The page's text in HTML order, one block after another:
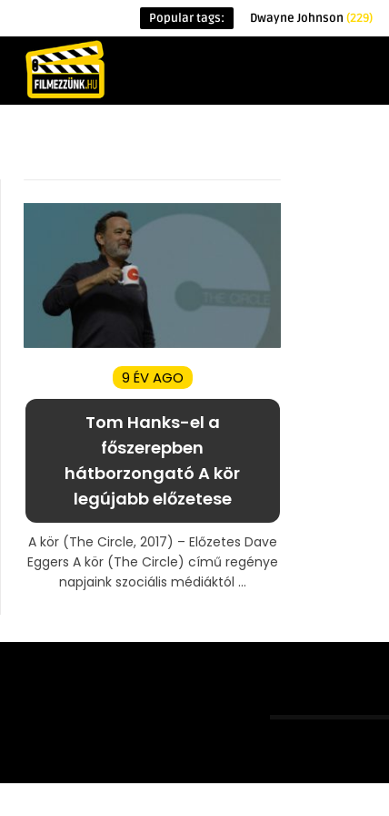
Popular tags: Dwayne Johnson (229)
9 ÉV AGO
Tom Hanks-el a
főszerepben
hátborzongató A kör
legújabb előzetese
A kör (The Circle, 2017) – Előzetes Dave
Eggers A kör (The Circle) című regénye
napjaink szociális médiáktól ...